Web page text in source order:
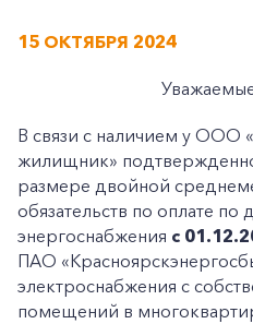
15 ОКТЯБРЯ 2024
В связи с наличием у ООО
жилищник»
размере двойной
обязательств по оплате по
энергоснабжения с
ПАО
электроснабжения с
помещений в